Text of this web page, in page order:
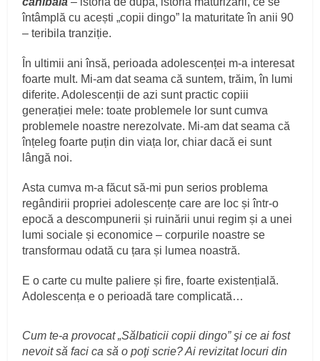
întâmplă cu acești „copii dingo” la maturitate în anii 90
– teribila tranziție.
În ultimii ani însă, perioada adolescenței m-a interesat
foarte mult. Mi-am dat seama că suntem, trăim, în lumi
diferite. Adolescenții de azi sunt practic copiii
generației mele: toate problemele lor sunt cumva
problemele noastre nerezolvate. Mi-am dat seama că
înțeleg foarte puțin din viața lor, chiar dacă ei sunt
lângă noi.
Asta cumva m-a făcut să-mi pun serios problema
regândirii propriei adolescențe care are loc și într-o
epocă a descompunerii și ruinării unui regim și a unei
lumi sociale și economice – corpurile noastre se
transformau odată cu țara și lumea noastră.
E o carte cu multe paliere și fire, foarte existențială.
Adolescența e o perioadă tare complicată…
Cum te-a provocat „Sălbaticii copii dingo” şi ce ai fost
nevoit să faci ca să o poţi scrie? Ai revizitat locuri din